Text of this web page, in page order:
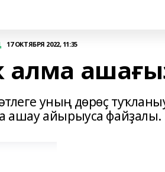
17 ОКТЯБРЯ 2022, 11:35
алма
уның дөрөҫ
ашау айырыуса файҙалы.